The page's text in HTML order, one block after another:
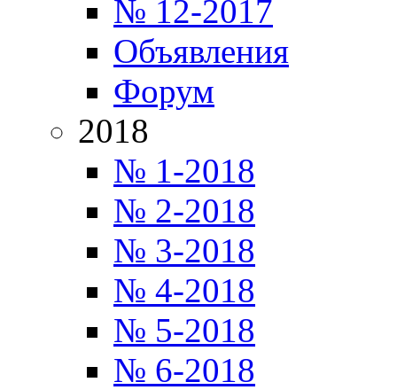
№ 12-2017
Объявления
Форум
2018
№ 1-2018
№ 2-2018
№ 3-2018
№ 4-2018
№ 5-2018
№ 6-2018